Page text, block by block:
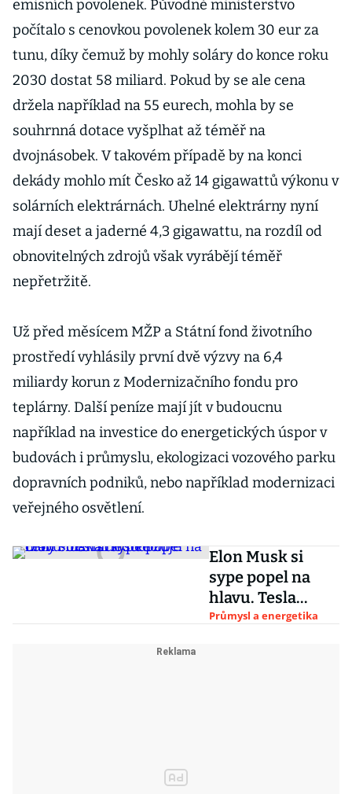
emisních povolenek. Původně ministerstvo
počítalo s cenovkou povolenek kolem 30 eur za
tunu, díky čemuž by mohly soláry do konce roku
2030 dostat 58 miliard. Pokud by se ale cena
držela například na 55 eurech, mohla by se
souhrnná dotace vyšplhat až téměř na
dvojnásobek. V takovém případě by na konci
dekády mohlo mít Česko až 14 gigawattů výkonu v
solárních elektrárnách. Uhelné elektrárny nyní
mají deset a jaderné 4,3 gigawattu, na rozdíl od
obnovitelných zdrojů však vyrábějí téměř
nepřetržitě.
Už před měsícem MŽP a Státní fond životního
prostředí vyhlásily první dvě výzvy na 6,4
miliardy korun z Modernizačního fondu pro
teplárny. Další peníze mají jít v budoucnu
například na investice do energetických úspor v
budovách i průmyslu, ekologizaci vozového parku
dopravních podniků, nebo například modernizaci
veřejného osvětlení.
Elon Musk si
sype popel na
hlavu. Tesla
nedodržuje ceny
Průmysl a energetika